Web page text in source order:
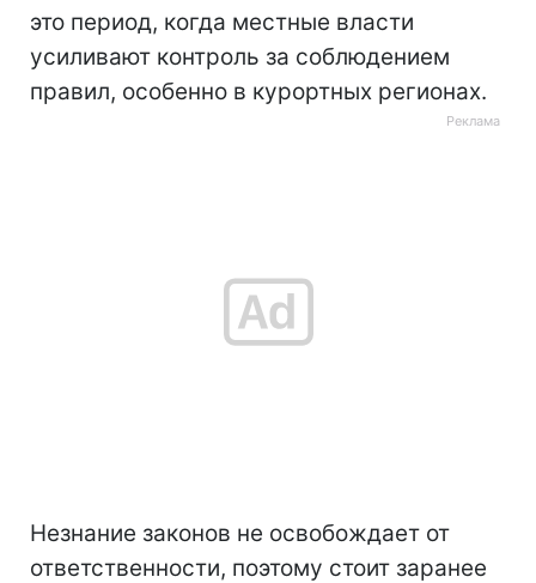
это период, когда местные власти
усиливают контроль за соблюдением
правил, особенно в курортных регионах.
Незнание законов не освобождает от
ответственности, поэтому стоит заранее